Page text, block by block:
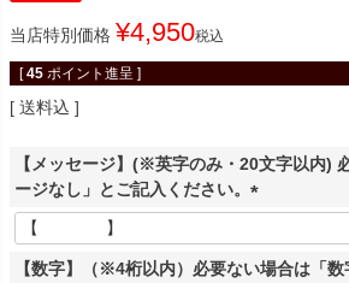
当店特別価格 ¥4,950税込
[ 45 ポイント進呈 ]
送料込
【メッセージ】(※英字のみ・20文字以内)
ージなし」とご記入ください。
必
須
【数字】（※4桁以内）必要ない場合は「